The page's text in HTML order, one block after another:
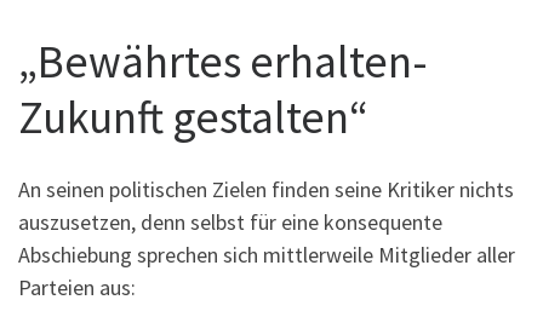
„Bewährtes erhalten-
Zukunft gestalten“
An seinen politischen Zielen finden seine Kritiker nichts
auszusetzen, denn selbst für eine konsequente
Abschiebung sprechen sich mittlerweile Mitglieder aller
Parteien aus: